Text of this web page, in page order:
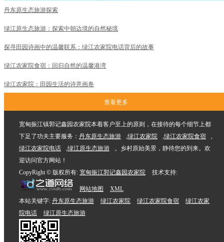
丹东原生态旅游探索
绿江原生态旅游：探索中朝边境的自然秘境
探寻田园诗画中的温馨联系：绿江农家院电话背后的故事
绿江农家院食宿：回归自然的温馨港湾
绿江农家院：田园生活的诗意画卷
查看更多
宽甸振江镇郭记鑫园农家院本着客户至上的原则，在接待的每个细节上都
下足了功夫主要服务： 丹东原生态旅游 ,绿江农家院 ,绿江农家院食宿
,
绿江农家院电话
,绿江原生态旅游
。乡村原始美景，静待您的到来。欢
迎访问官方网站！
CopyRight © 版权所有: 宽甸振江郭记鑫园农家院 技术支持:
网站地图
XML
本站关键字: 丹东原生态旅游 绿江农家院 绿江农家院食宿
绿江农家
院电话
绿江原生态旅游